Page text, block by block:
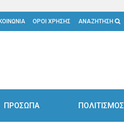
ΟΡΟΙ ΧΡΗΣΗΣ ΑΝΑΖΗΤΗΣΗ
ΠΡΟΣΩΠΑ ΠΟΛΙΤΙΣΜΟΣ